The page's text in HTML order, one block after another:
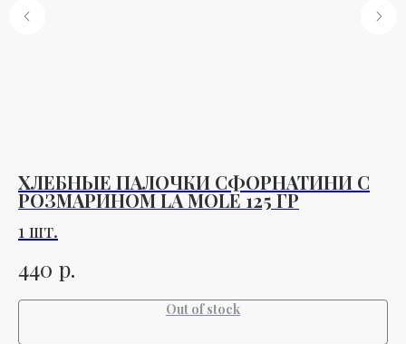
ХЛЕБНЫЕ ПАЛОЧКИ СФОРНАТИНИ С
РОЗМАРИНОМ LA MOLE 125 ГР
1 шт.
440 р.
Out of stock